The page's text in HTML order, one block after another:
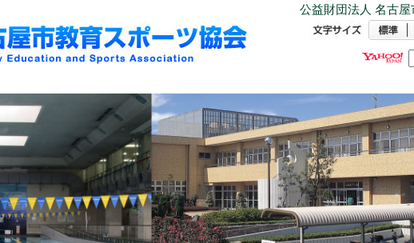
公益財団法人 名古